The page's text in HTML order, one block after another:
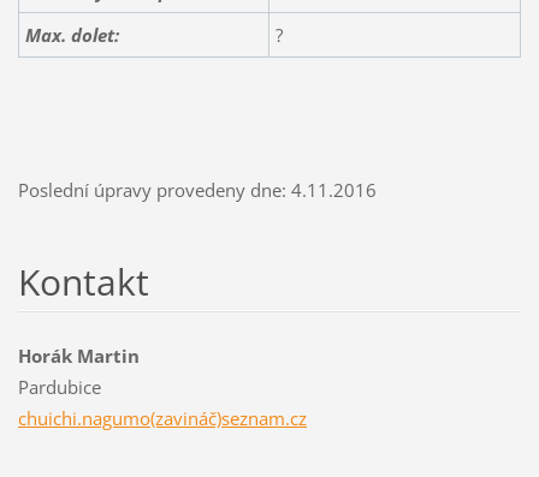
Max. dolet:
?
Poslední úpravy provedeny dne: 4.11.2016
Kontakt
Horák Martin
Pardubice
chuichi.nagumo(zavináč)seznam.cz